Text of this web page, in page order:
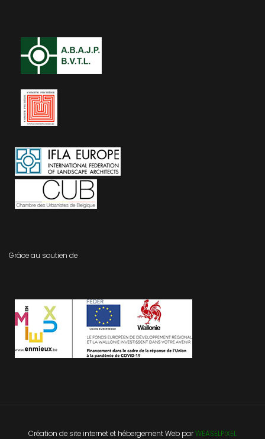
Grâce au soutien de
Création de site internetet hébergement Web parWEASELPIXEL